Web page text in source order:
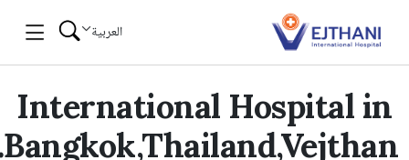
العربية
International Hospital